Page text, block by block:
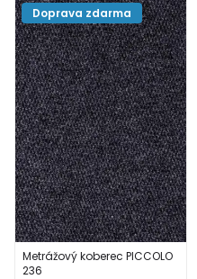
Metrážový koberec PICCOLO
236
Doprava zdarma